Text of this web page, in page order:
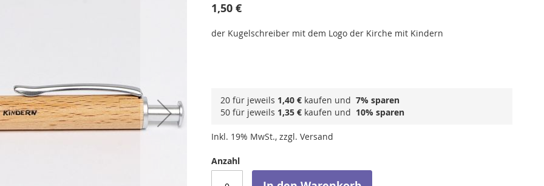
1,50 €
der Kugelschreiber mit dem Logo der Kirche mit Kindern
20 für jeweils 1,40 € kaufen und 7% sparen
50 für jeweils 1,35 € kaufen und 10% sparen
Inkl. 19% MwSt., zzgl. Versand
Anzahl